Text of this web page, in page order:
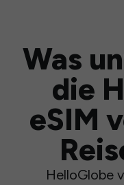
Was
die
eSIM
HelloGlobe